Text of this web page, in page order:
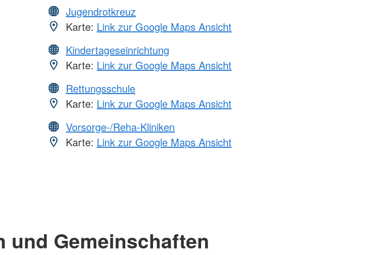
Jugendrotkreuz
Karte: Link zur Google Maps Ansicht
Kindertageseinrichtung
Karte: Link zur Google Maps Ansicht
Rettungsschule
Karte: Link zur Google Maps Ansicht
Vorsorge-/Reha-Kliniken
Karte: Link zur Google Maps Ansicht
und Gemeinschaften